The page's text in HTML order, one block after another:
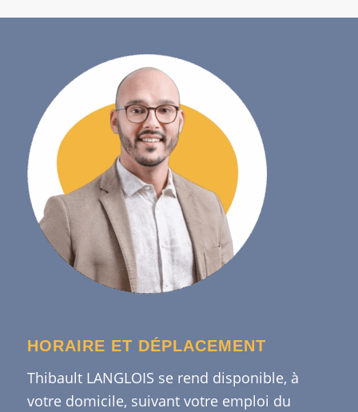
HORAIRE ET DÉPLACEMENT
Thibault LANGLOIS se rend disponible, à
votre domicile, suivant votre emploi du